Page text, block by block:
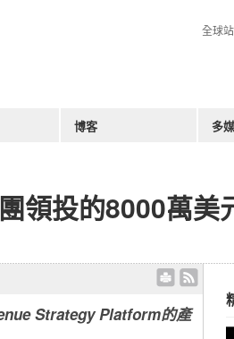
領投的8000萬美
Strategy Platform的產
全球
博客 多